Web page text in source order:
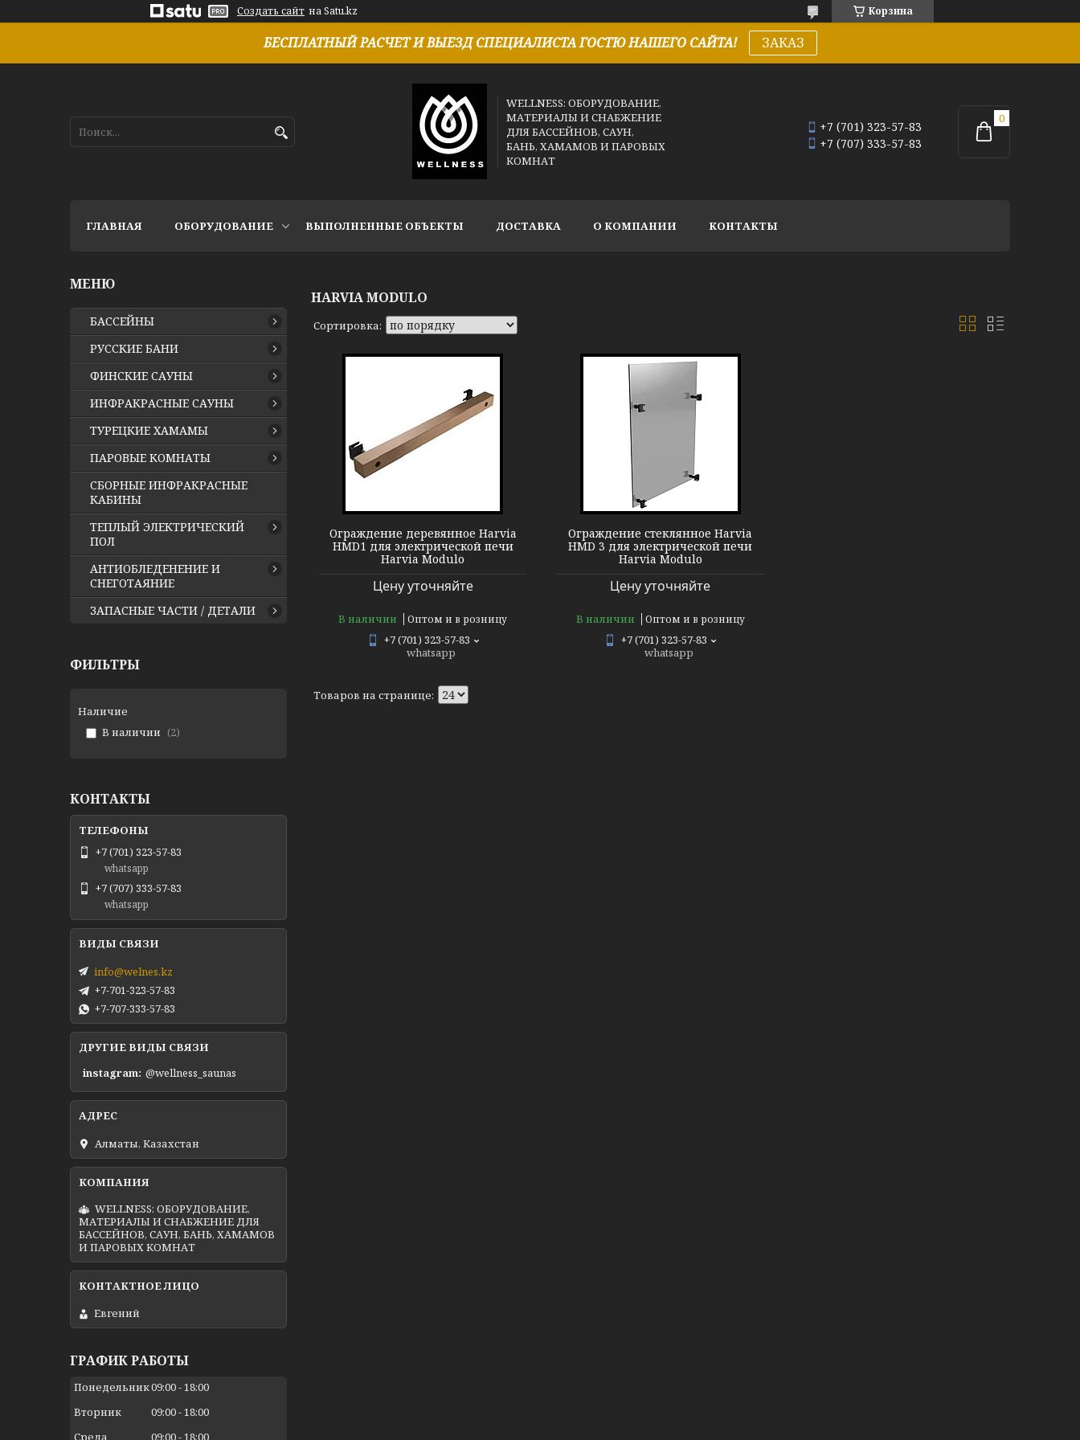
Создать сайт на Satu.kz Корзина
БЕСПЛАТНЫЙ РАСЧЕТ И ВЫЕЗД СПЕЦИАЛИСТА ГОСТЮ НАШЕГО САЙТА! ЗАКАЗ
WELLNESS: ОБОРУДОВАНИЕ,
МАТЕРИАЛЫ И СНАБЖЕНИЕ
ДЛЯ БАССЕЙНОВ, САУН,
БАНЬ, ХАМАМОВ И ПАРОВЫХ
КОМНАТ
+7 (701) 323-57-83
+7 (707) 333-57-83
ГЛАВНАЯ ОБОРУДОВАНИЕ ВЫПОЛНЕННЫЕ ОБЪЕКТЫ ДОСТАВКА О КОМПАНИИ КОНТАКТЫ
HARVIA MODULO
Harvia HMD1 Modulo
Ограждение деревянное Harvia
HMD1 для электрической печи
Harvia Modulo
Цену уточняйте
В наличии Оптом и в розницу
+7 (701) 323-57-83
whatsapp
Ограждение стеклянное Harvia
HMD 3 для электрической печи
Harvia Modulo
Цену уточняйте
В наличии Оптом и в розницу
+7 (701) 323-57-83
whatsapp
БАССЕЙНЫ
РУССКИЕ БАНИ
ФИНСКИЕ САУНЫ
ИНФРАКРАСНЫЕ САУНЫ
ТУРЕЦКИЕ ХАМАМЫ
ПАРОВЫЕ КОМНАТЫ
СБОРНЫЕ ИНФРАКРАСНЫЕ
КАБИНЫ
ТЕПЛЫЙ ЭЛЕКТРИЧЕСКИЙ
ПОЛ
АНТИОБЛЕДЕНЕНИЕ И
СНЕГОТАЯНИЕ
ЗАПАСНЫЕ ЧАСТИ / ДЕТАЛИ
ФИЛЬТРЫ
Наличие
В наличии
2
КОНТАКТЫ
+7 (701) 323-57-83
whatsapp
+7 (707) 333-57-83
whatsapp
info@welnes.kz
+7-701-323-57-83
+7-707-333-57-83
ДРУГИЕ ВИДЫ СВЯЗИ
instagram @wellness_saunas
Алматы, Казахстан
WELLNESS: ОБОРУДОВАНИЕ,
МАТЕРИАЛЫ И СНАБЖЕНИЕ ДЛЯ
БАССЕЙНОВ, САУН, БАНЬ, ХАМАМОВ
И ПАРОВЫХ КОМНАТ
Евгений
ГРАФИК РАБОТЫ
Понедельник09:00 18:00
Вторник
09:00 18:00
Среда
09:00 18:00